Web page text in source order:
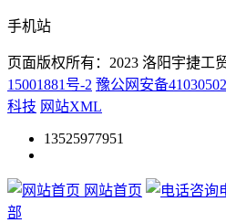
手机站
页面版权所有：2023 洛阳宇捷工
15001881号-2 豫公网安备
科技 网站XML
13525977951
网站首页
部